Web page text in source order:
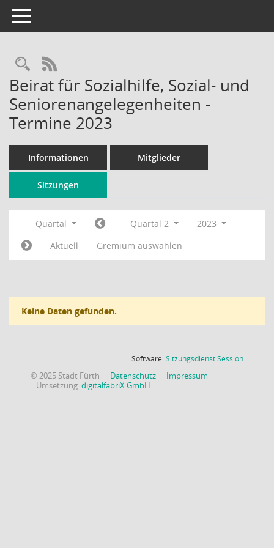
Toggle navigation
Rechercheauswahl
RSS-Feed
Beirat für Sozialhilfe, Sozial- und
Seniorenangelegenheiten -
Termine 2023
Informationen Mitglieder
Sitzungen
Quartal Quartal 2
2023
Aktuell
Gremium auswählen
Keine Daten gefunden.
Software:SitzungsdienstSession(Wird in
© 2025 Stadt Fürth Datenschutz
Impressum
Umsetzung:digitalfabriX GmbH